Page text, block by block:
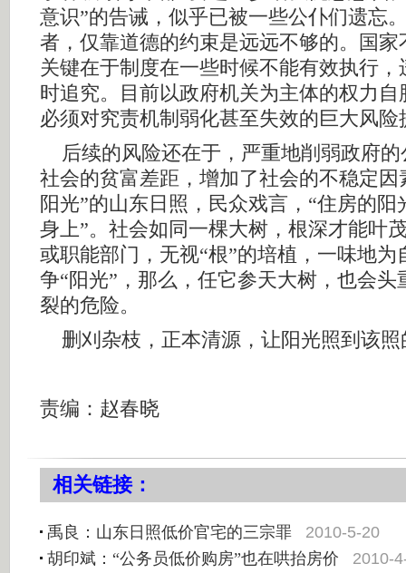
意识”的告诫，似乎已被一些公仆们遗忘
者，仅靠道德的约束是远远不够的。国家
关键在于制度在一些时候不能有效执行
时追究。目前以政府机关为主体的权力
必须对究责机制弱化甚至失效的巨大风险
后续的风险还在于，严重地削弱政府的
社会的贫富差距，增加了社会的不稳定因
阳光”的山东日照，民众戏言，“住房的阳
身上”。社会如同一棵大树，根深才能叶
或职能部门，无视“根”的培植，一味地为
争“阳光”，那么，任它参天大树，也会头
裂的危险。
删刈杂枝，正本清源，让阳光照到该照
责编：赵春晓
相关链接：
禹良：山东日照低价官宅的三宗罪 2010-5-20
胡印斌：“公务员低价购房”也在哄抬房价 2010-